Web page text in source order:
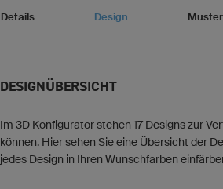
Details Design Muster
DESIGNÜBERSICHT
Im 3D Konfigurator stehen 17 Designs zur
können. Hier sehen Sie eine Übersicht der
jedes Design in Ihren Wunschfarben